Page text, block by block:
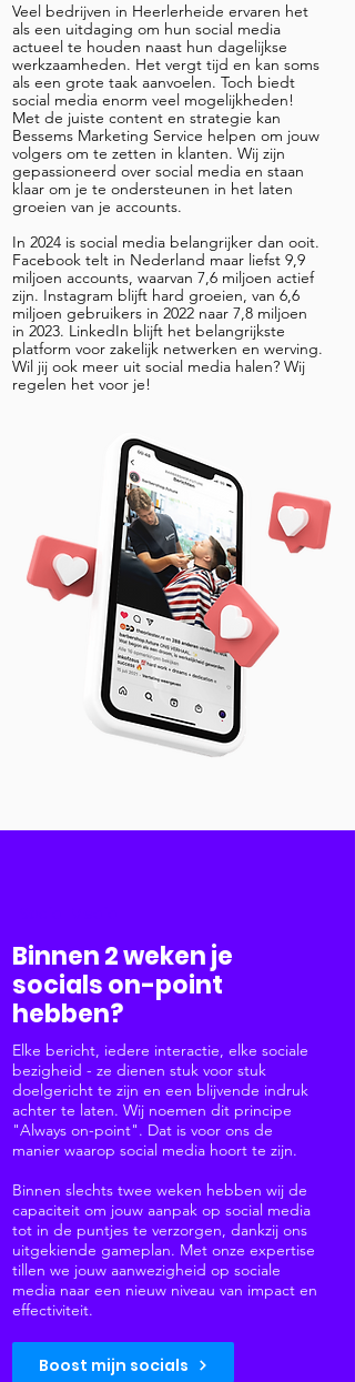
Veel bedrijven in Heerlerheide ervaren het
als een uitdaging om hun social media
actueel te houden naast hun dagelijkse
werkzaamheden. Het vergt tijd en kan soms
als een grote taak aanvoelen. Toch biedt
social media enorm veel mogelijkheden!
Met de juiste content en strategie kan
Bessems Marketing Service helpen om jouw
volgers om te zetten in klanten. Wij zijn
gepassioneerd over social media en staan
klaar om je te ondersteunen in het laten
groeien van je accounts.
In 2024 is social media belangrijker dan ooit.
Facebook telt in Nederland maar liefst 9,9
miljoen accounts, waarvan 7,6 miljoen actief
zijn. Instagram blijft hard groeien, van 6,6
miljoen gebruikers in 2022 naar 7,8 miljoen
in 2023. LinkedIn blijft het belangrijkste
platform voor zakelijk netwerken en werving.
Wil jij ook meer uit social media halen? Wij
regelen het voor je!
Binnen 2 weken je
socials on-point
hebben?
Elke bericht, iedere interactie, elke sociale
bezigheid - ze dienen stuk voor stuk
doelgericht te zijn en een blijvende indruk
achter te laten. Wij noemen dit principe
"Always on-point". Dat is voor ons de
manier waarop social media hoort te zijn.
Binnen slechts twee weken hebben wij de
capaciteit om jouw aanpak op social media
tot in de puntjes te verzorgen, dankzij ons
uitgekiende gameplan. Met onze expertise
tillen we jouw aanwezigheid op sociale
media naar een nieuw niveau van impact en
effectiviteit.
Boost mijn socials